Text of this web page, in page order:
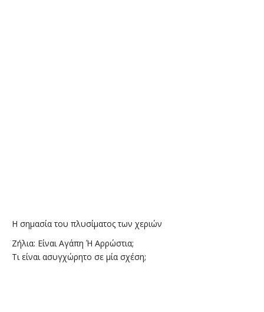
Η σημασία του πλυσίματος των χεριών
Ζήλια: Είναι Αγάπη Ή Αρρώστια;
Τι είναι ασυγχώρητο σε μία σχέση;